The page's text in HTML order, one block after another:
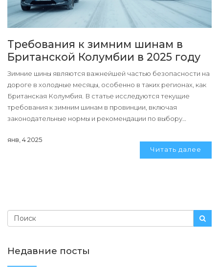
Требования к зимним шинам в
Британской Колумбии в 2025 году
Зимние шины являются важнейшей частью безопасности на
дороге в холодные месяцы, особенно в таких регионах, как
Британская Колумбия. В статье исследуются текущие
требования к зимним шинам в провинции, включая
законодательные нормы и рекомендации по выбору
Также представлены интересные факты о различных видах
шин и их особенностях при разных температурах и уровнях
янв, 4 2025
Читать далее
Недавние посты